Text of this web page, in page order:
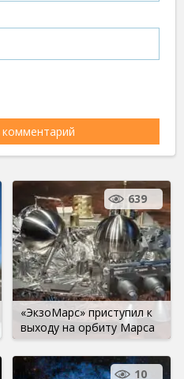
«ЭкзоМарс» приступил к
выходу на орбиту Марса
639
10